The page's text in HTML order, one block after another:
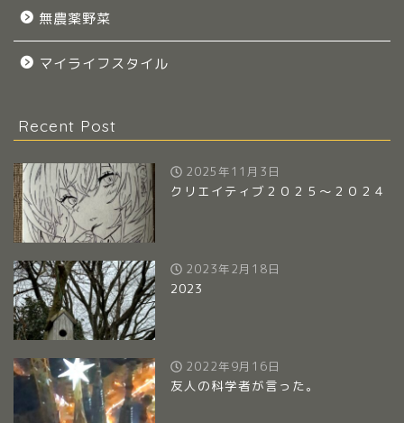
無農薬野菜
マイライフスタイル
Recent Post
2025年11月3日
クリエイティブ２０２５～２０２４
2023年2月18日
2023
2022年9月16日
友人の科学者が言った。